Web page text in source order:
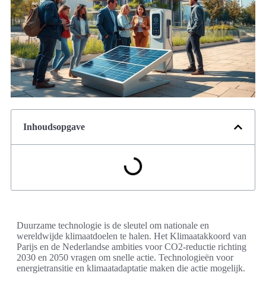
Inhoudsopgave
Duurzame technologie is de sleutel om nationale en
wereldwijde klimaatdoelen te halen. Het Klimaatakkoord van
Parijs en de Nederlandse ambities voor CO2-reductie richting
2030 en 2050 vragen om snelle actie. Technologieën voor
energietransitie en klimaatadaptatie maken die actie mogelijk.